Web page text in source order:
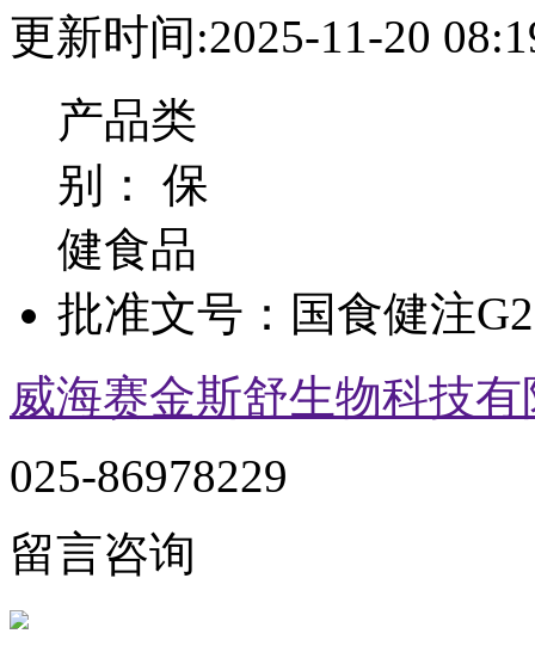
更新时间:2025-11-20
产品类
别： 保
健食品
批准文号： 国食健注
威海赛金斯舒生物科技
025-86978229
留言咨询